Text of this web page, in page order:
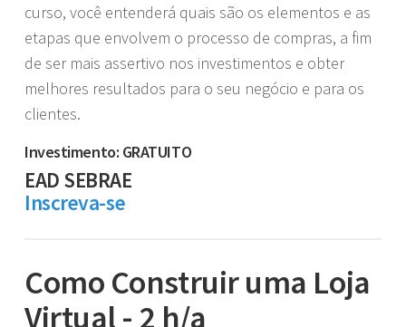
curso, você entenderá quais são os elementos e as
etapas que envolvem o processo de compras, a fim
de ser mais assertivo nos investimentos e obter
melhores resultados para o seu negócio e para os
clientes.
Investimento: GRATUITO
EAD SEBRAE
Inscreva-se
Como Construir uma Loja
Virtual - 2 h/a